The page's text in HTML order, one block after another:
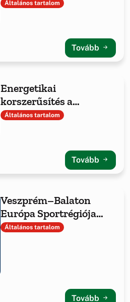
Általános tartalom
Tovább
Energetikai
korszerűsítés a
Hajmáskéri Közös
Általános tartalom
Tovább
Veszprém–Balaton
Európa Sportrégiója
2026 Hajmáskéren
Általános tartalom
Tovább